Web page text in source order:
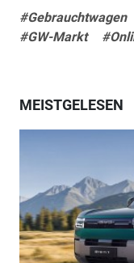
#Gebrauchtwagen
#GW-Markt
MEISTGELESEN